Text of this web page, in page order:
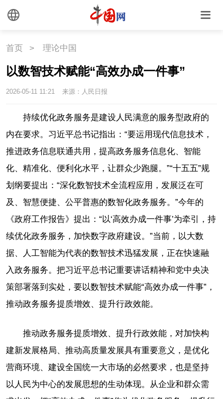
首页 > 理论中国
以数智技术赋能“高效办成一件事”
2026-05-11 11:21 来源：人民日报
持续优化政务服务是建设人民满意的服务型政府的
内在要求。习近平总书记指出：“要运用现代信息技术，
推进政务信息联通共用，提高政务服务信息化、智能
化、精准化、便利化水平，让群众少跑腿。”“十五五”规
划纲要提出：“深化数智技术全流程应用，发展泛在可
及、智慧便捷、公平普惠的数智化政务服务。”今年的
《政府工作报告》提出：“以‘高效办成一件事’为牵引，持
续优化政务服务，加快数字政府建设。”当前，以大数
据、人工智能为代表的数智技术迅猛发展，正在快速融
入政务服务。把习近平总书记重要讲话精神和党中央决
策部署落到实处，要以数智技术赋能“高效办成一件事”，
推动政务服务提质增效、提升行政效能。
推动政务服务提质增效、提升行政效能，对加快构
建新发展格局、推动高质量发展具有重要意义，是优化
营商环境、建设全国统一大市场的必然要求，也是坚持
以人民为中心的发展思想的生动体现。从企业和群众需